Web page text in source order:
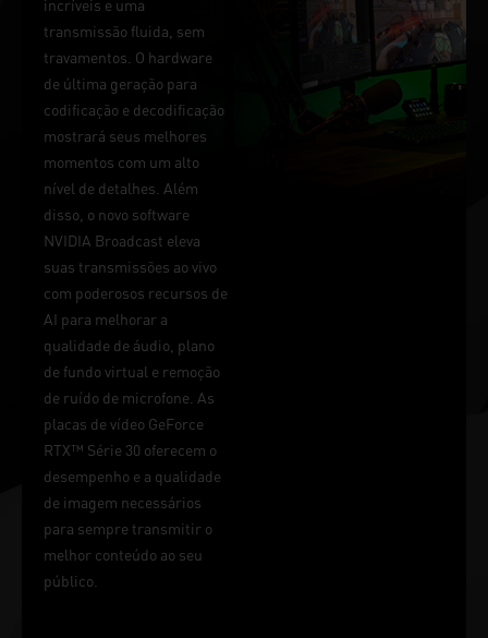
incríveis e uma
transmissão fluida, sem
travamentos. O hardware
de última geração para
codificação e decodificação
mostrará seus melhores
momentos com um alto
nível de detalhes. Além
disso, o novo software
NVIDIA Broadcast eleva
suas transmissões ao vivo
com poderosos recursos de
AI para melhorar a
qualidade de áudio, plano
de fundo virtual e remoção
de ruído de microfone. As
placas de vídeo GeForce
RTX™ Série 30 oferecem o
desempenho e a qualidade
de imagem necessários
para sempre transmitir o
melhor conteúdo ao seu
público.